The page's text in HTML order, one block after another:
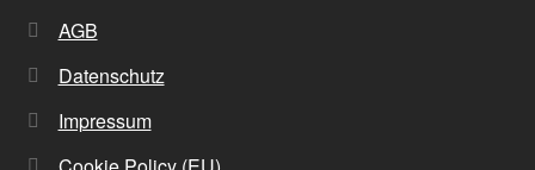
AGB
Datenschutz
Impressum